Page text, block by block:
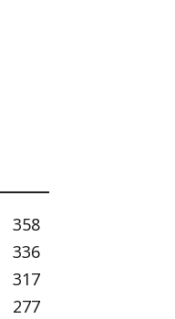
358
336
317
277